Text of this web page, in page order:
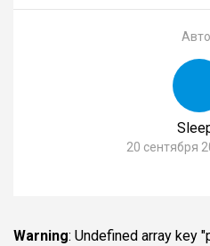
20 сентября
Warning: Undefined array key